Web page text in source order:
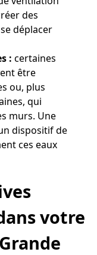
des
déplacer
: certaines
être
ou, plus
qui
murs. Une
dispositif de
ces eaux
votre